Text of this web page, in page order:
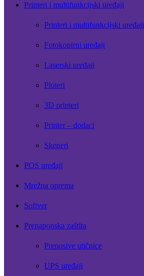
Printeri i multifunkcijski uređaji
Printeri i multifunkcijski uređaji
Fotokopirni uređaji
Laserski uređaji
Ploteri
3D printeri
Printer – dodaci
Skeneri
POS uređaji
Mrežna oprema
Softver
Prenaponska zaštita
Prenosive utičnice
UPS uređaji